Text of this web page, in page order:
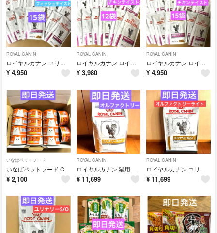
ROYAL CANIN
ロイヤルカナン ユリナリーS/O ウエットパウチ 85g×15袋
¥ 4,950
ROYAL CANIN
ロイヤルカナン ロイヤルカナン 腎臓サポートチキンテイスト 12袋
¥ 3,980
ROYAL CANIN
ロイヤルカナン ロイヤルカナン 腎臓サポートチキンテイスト 15袋
¥ 4,950
いなばペットフード
いなばペットフード Ciao 国産品 まぐろ白身缶 14缶
¥ 2,100
ROYAL CANIN
ロイヤルカナン 猫用 ユリナリーS/O オルファクトリー
¥ 11,699
ROYAL CANIN
ロイヤルカナン ユリナリー S/O オルファクトリーライト 4kg 猫用
¥ 11,699